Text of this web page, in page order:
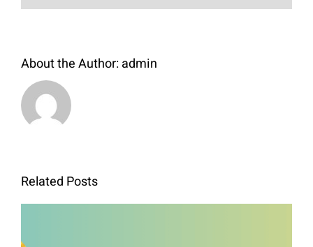
About the Author:admin
Related Posts